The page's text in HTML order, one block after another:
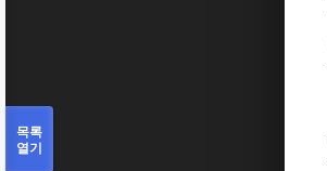
목록
열기